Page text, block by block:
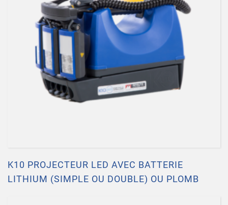
K10 PROJECTEUR LED AVEC BATTERIE
LITHIUM (SIMPLE OU DOUBLE) OU PLOMB